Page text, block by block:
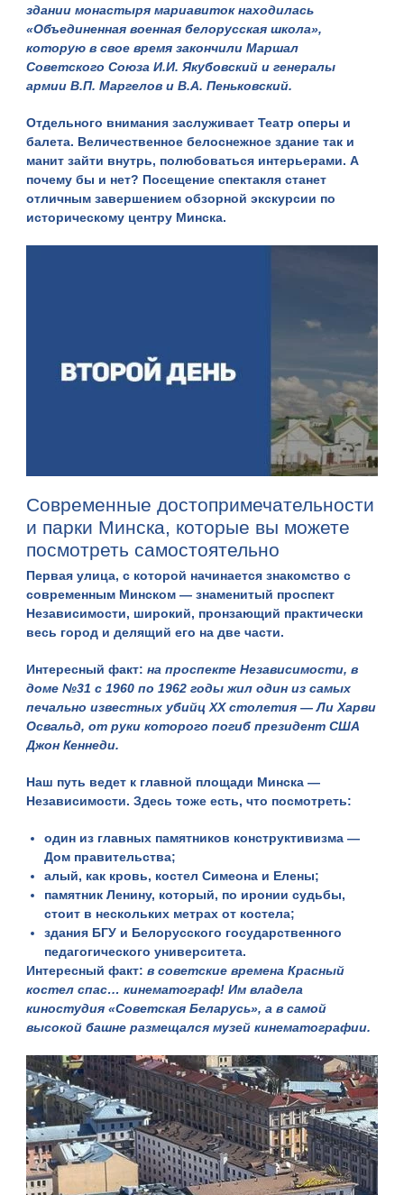
здании монастыря мариавиток находилась
«Объединенная военная белорусская школа»,
которую в свое время закончили Маршал
Советского Союза И.И. Якубовский и генералы
армии В.П. Маргелов и В.А. Пеньковский.
Отдельного внимания заслуживаетТеатр оперы и
балета. Величественное белоснежное здание так и
манит зайти внутрь, полюбоваться интерьерами. А
почему бы и нет? Посещение спектакля станет
отличным завершением обзорной экскурсии по
историческому центру Минска.
Современные достопримечательности
и парки Минска, которые вы можете
посмотреть самостоятельно
Первая улица, с которой начинается знакомство с
современным Минском — знаменитый проспект
Независимости, широкий, пронзающий практически
весь город и делящий его на две части.
Интересный факт: на проспекте Независимости, в
доме №31 с 1960 по 1962 годы жил один из самых
печально известных убийц XX столетия — Ли Харви
Освальд, от руки которого погиб президент США
Джон Кеннеди.
Наш путь ведет к главной площади Минска —
Независимости. Здесь тоже есть, что посмотреть:
один из главных памятников конструктивизма —
Дом правительства;
алый, как кровь, костел Симеона и Елены;
памятник Ленину, который, по иронии судьбы,
стоит в нескольких метрах от костела;
здания БГУ и Белорусского государственного
педагогического университета.
Интересный факт: в советские времена Красный
костел спас… кинематограф! Им владела
киностудия «Советская Беларусь», а в самой
высокой башне размещался музей кинематографии.